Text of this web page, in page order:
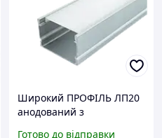
Широкий ПРОФІЛЬ ЛП20
анодований з
Готово до відправки